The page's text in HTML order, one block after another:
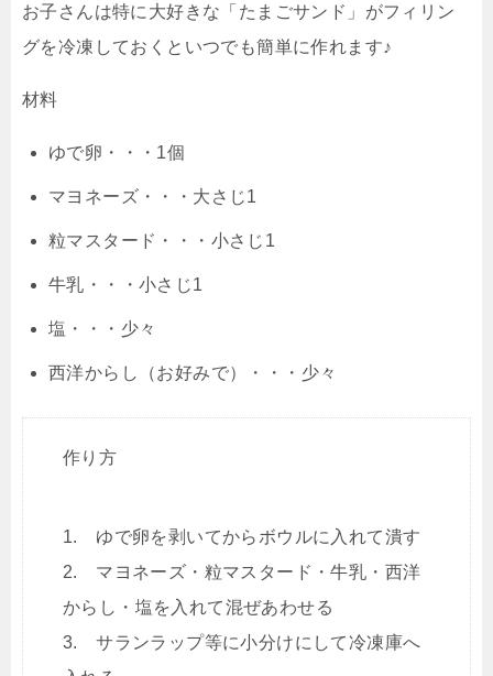
お子さんは特に大好きな「たまごサンド」がフィリン
グを冷凍しておくといつでも簡単に作れます♪
材料
ゆで卵・・・1個
マヨネーズ・・・大さじ1
粒マスタード・・・小さじ1
牛乳・・・小さじ1
塩・・・少々
西洋からし（お好みで）・・・少々
作り方
1. ゆで卵を剥いてからボウルに入れて潰す
2. マヨネーズ・粒マスタード・牛乳・西洋
からし・塩を入れて混ぜあわせる
3. サランラップ等に小分けにして冷凍庫へ